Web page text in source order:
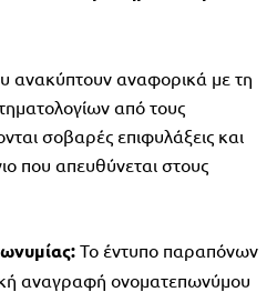
ανακύπτουν αναφορικά με τη
από τους
σοβαρές επιφυλάξεις και
που απευθύνεται στους
Το έντυπο παραπόνων
αναγραφή ονοματεπωνύμου